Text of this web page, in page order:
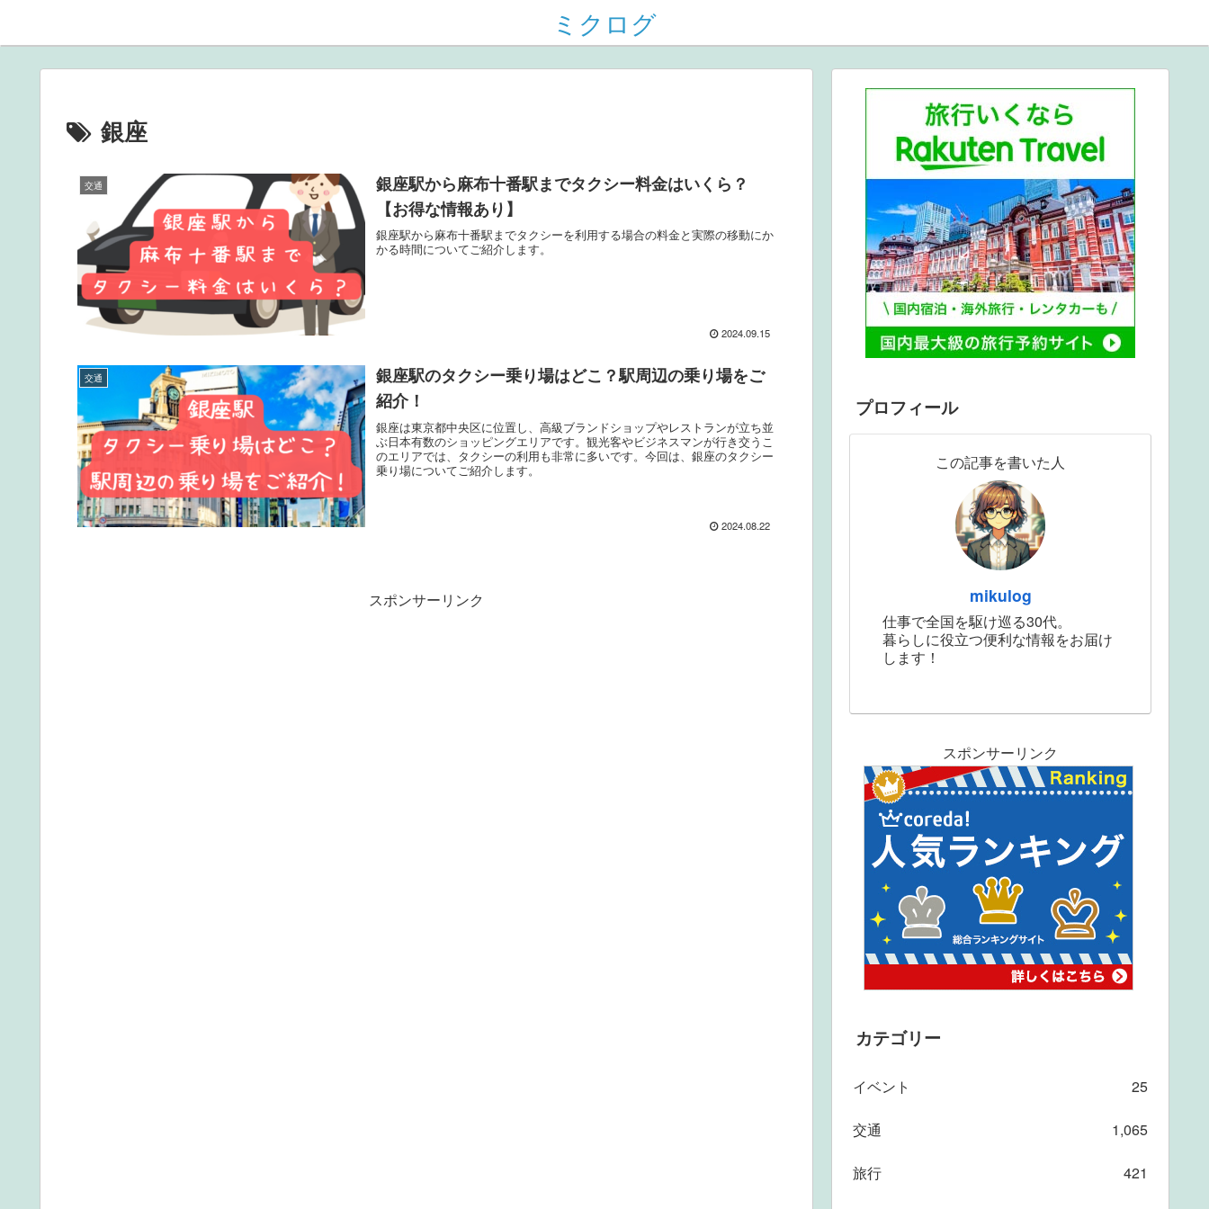
ミクログ
銀座
交通
銀座駅から麻布十番駅までタクシー料金はいくら？
【お得な情報あり】
銀座駅から麻布十番駅までタクシーを利用する場合の料金と実際の移動にか
かる時間についてご紹介します。
2024.09.15
交通
銀座駅のタクシー乗り場はどこ？駅周辺の乗り場をご
紹介！
銀座は東京都中央区に位置し、高級ブランドショップやレストランが立ち並
ぶ日本有数のショッピングエリアです。観光客やビジネスマンが行き交うこ
のエリアでは、タクシーの利用も非常に多いです。今回は、銀座のタクシー
乗り場についてご紹介します。
2024.08.22
スポンサーリンク
プロフィール
この記事を書いた人
mikulog
仕事で全国を駆け巡る30代。
暮らしに役立つ便利な情報をお届け
します！
スポンサーリンク
カテゴリー
イベント 25
交通 1,065
旅行 421